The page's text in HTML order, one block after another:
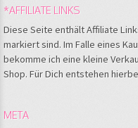
*AFFILIATE LINKS
Diese Seite enthält Affiliate
markiert sind. Im Falle eines
bekomme ich eine kleine
Shop. Für Dich entstehen
META